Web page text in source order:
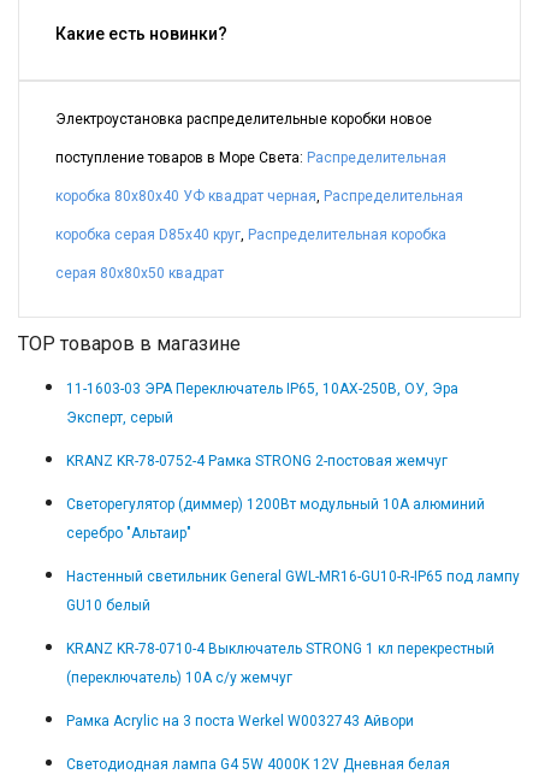
Какие есть новинки?
Электроустановка распределительные коробки новое
поступление товаров в Море Света: Распределительная
коробка 80x80x40 УФ квадрат черная, Распределительная
коробка серая D85x40 круг, Распределительная коробка
серая 80x80x50 квадрат
TOP товаров в магазине
11-1603-03 ЭРА Переключатель IP65, 10АХ-250В, ОУ, Эра
Эксперт, серый
KRANZ KR-78-0752-4 Рамка STRONG 2-постовая жемчуг
Светорегулятор (диммер) 1200Вт модульный 10А алюминий
серебро "Альтаир"
Настенный светильник General GWL-MR16-GU10-R-IP65 под лампу
GU10 белый
KRANZ KR-78-0710-4 Выключатель STRONG 1 кл перекрестный
(переключатель) 10А с/у жемчуг
Рамка Acrylic на 3 поста Werkel W0032743 Айвори
Светодиодная лампа G4 5W 4000K 12V Дневная белая